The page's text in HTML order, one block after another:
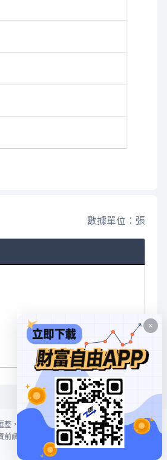
數據單位：張
，本網站對投資人買賣不作任何建議或暗
前請謹慎評估風險。